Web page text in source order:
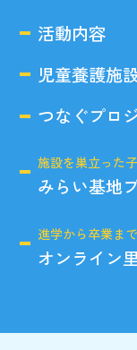
活動内容
児童養護施
つなぐプロ
施設を巣立った
みらい基地
進学から卒業ま
オンライン